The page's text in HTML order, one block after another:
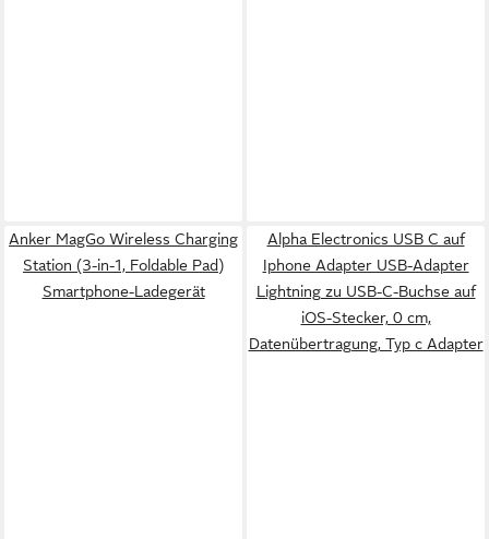
Anker MagGo Wireless Charging
Station (3-in-1, Foldable Pad)
Smartphone-Ladegerät
Alpha Electronics USB C auf
Iphone Adapter USB-Adapter
Lightning zu USB-C-Buchse auf
iOS-Stecker, 0 cm,
Datenübertragung, Typ c Adapter